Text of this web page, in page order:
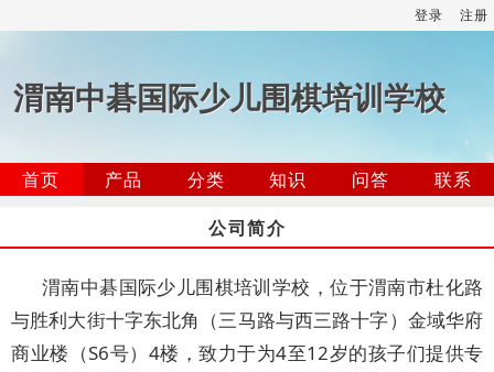
登录 注册
渭南中碁国际少儿围棋培训学校
首页 产品 分类 知识 问答
联系
公司简介
渭南中碁国际少儿围棋培训学校，位于渭南市杜化路
与胜利大街十字东北角（三马路与西三路十字）金域华府
商业楼（S6号）4楼，致力于为4至12岁的孩子们提供专